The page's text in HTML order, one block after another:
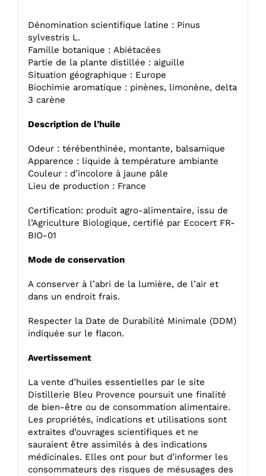
Dénomination scientifique latine : Pinus
sylvestris L.
Famille botanique : Abiétacées
Partie de la plante distillée : aiguille
Situation géographique : Europe
Biochimie aromatique : pinènes, limonène, delta
3 carène
Description de l’huile
Odeur : térébenthinée, montante, balsamique
Apparence : liquide à température ambiante
Couleur : d’incolore à jaune pâle
Lieu de production : France
Certification: produit agro-alimentaire, issu de
l’Agriculture Biologique, certifié par Ecocert FR-
BIO-01
Mode de conservation
A conserver à l’abri de la lumière, de l’air et
dans un endroit frais.
Respecter la Date de Durabilité Minimale (DDM)
indiquée sur le flacon.
Avertissement
La vente d’huiles essentielles par le site
Distillerie Bleu Provence poursuit une finalité
de bien-être ou de consommation alimentaire.
Les propriétés, indications et utilisations sont
extraites d’ouvrages scientifiques et ne
sauraient être assimilés à des indications
médicinales. Elles ont pour but d’informer les
consommateurs des risques de mésusages des